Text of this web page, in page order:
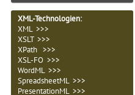
XML-Technologien:
XML >>>
XSLT >>>
XPath >>>
XSL-FO >>>
WordML >>>
SpreadsheetML >>>
PresentationML >>>